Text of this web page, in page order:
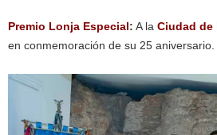
Premio Lonja Especial: A la Ciudad de
en conmemoración de su 25 aniversario.